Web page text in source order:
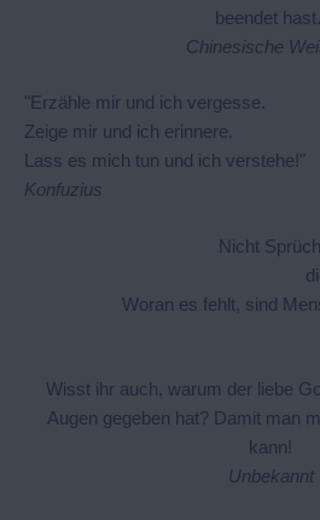
beendet
Chinesische
"Erzähle mir und ich vergesse.
Zeige mir und ich erinnere.
Lass es mich tun und ich verstehe!"
Konfuzius
Nicht
Woran es fehlt, sind
Wisst ihr auch, warum der liebe
Augen gegeben hat? Damit man
kann!
Unbekannt